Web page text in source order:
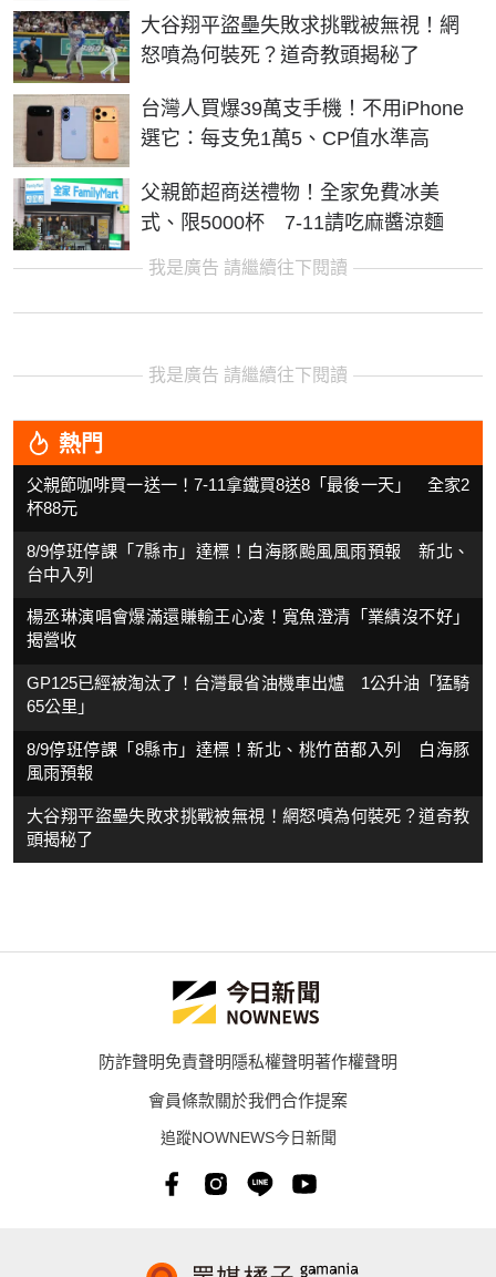
大谷翔平盜壘失敗求挑戰被無視！網
怒噴為何裝死？道奇教頭揭秘了
台灣人買爆39萬支手機！不用iPhone
選它：每支免1萬5、CP值水準高
父親節超商送禮物！全家免費冰美
式、限5000杯 7-11請吃麻醬涼麵
我是廣告 請繼續往下閱讀
我是廣告 請繼續往下閱讀
熱門
父親節咖啡買一送一！7-11拿鐵買8送8「最後一天」 全家2
杯88元
8/9停班停課「7縣市」達標！白海豚颱風風雨預報 新北、
台中入列
楊丞琳演唱會爆滿還賺輸王心凌！寬魚澄清「業績沒不好」
揭營收
GP125已經被淘汰了！台灣最省油機車出爐 1公升油「猛騎
65公里」
8/9停班停課「8縣市」達標！新北、桃竹苗都入列 白海豚
風雨預報
大谷翔平盜壘失敗求挑戰被無視！網怒噴為何裝死？道奇教
頭揭秘了
防詐聲明免責聲明隱私權聲明著作權聲明
會員條款關於我們合作提案
追蹤NOWNEWS今日新聞